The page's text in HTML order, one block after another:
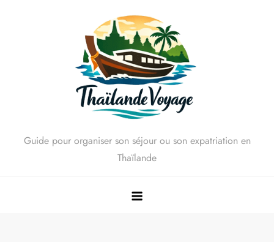
Guide pour organiser son séjour ou son expatriation en
Thaïlande